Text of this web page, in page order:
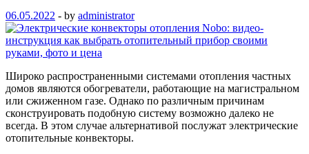
06.05.2022 - by administrator
Широко распространенными системами отопления частных
домов являются обогреватели, работающие на магистральном
или сжиженном газе. Однако по различным причинам
сконструировать подобную систему возможно далеко не
всегда. В этом случае альтернативой послужат электрические
отопительные конвекторы.